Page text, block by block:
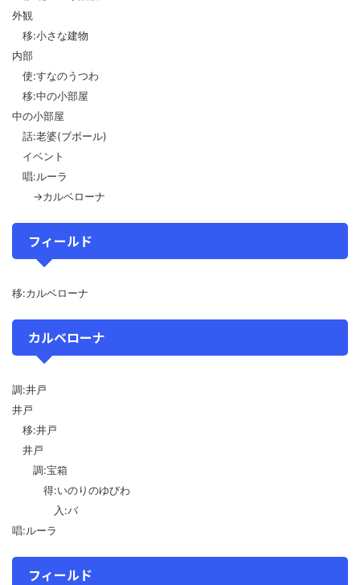
外観
移:小さな建物
内部
使:すなのうつわ
移:中の小部屋
中の小部屋
話:老婆(ブボール)
イベント
唱:ルーラ
→カルベローナ
フィールド
移:カルベローナ
カルベローナ
調:井戸
井戸
移:井戸
井戸
調:宝箱
得:いのりのゆびわ
入:バ
唱:ルーラ
フィールド